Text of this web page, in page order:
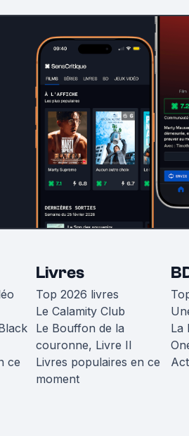
ce
Livres
Top 2026 livres
Le Calamity Club
Le Bouffon de la
couronne, Livre II
Livres populaires en ce
moment
La